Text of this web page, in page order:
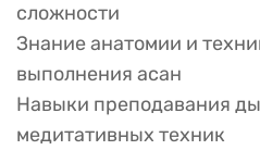
сложности
Знание анатомии и
выполнения асан
Навыки преподавания
медитативных техник